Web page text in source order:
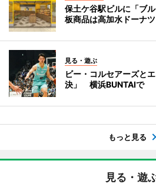
保土ケ谷駅ビルに「ブ
板商品は高加水ドーナツ
見る・遊ぶ
ビー・コルセアーズと
決」 横浜BUNTAIで
もっと見る
見る・遊